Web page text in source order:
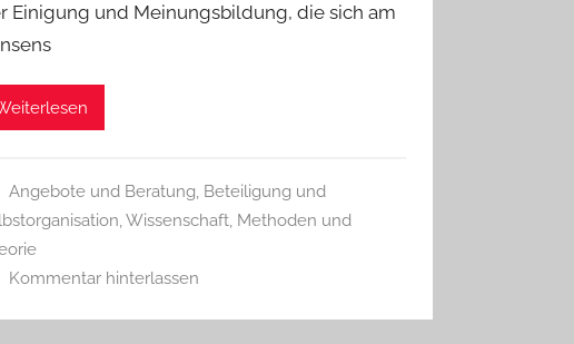
Einigung und Meinungsbildung, die sich am
Angebote und Beratung, Beteiligung und
,Wissenschaft, Methoden und
Kommentar hinterlassen